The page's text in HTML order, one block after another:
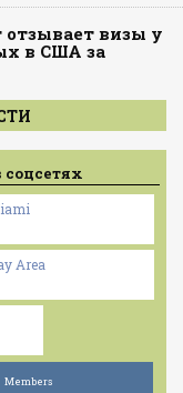
визы у
в США за
Area
Members